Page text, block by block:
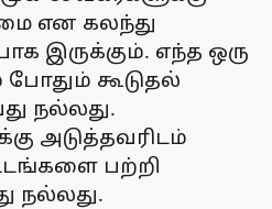
என கலந்து
இருக்கும். எந்த ஒரு
கூடுதல்
நல்லது.
அடுத்தவரிடம்
பற்றி
நல்லது.